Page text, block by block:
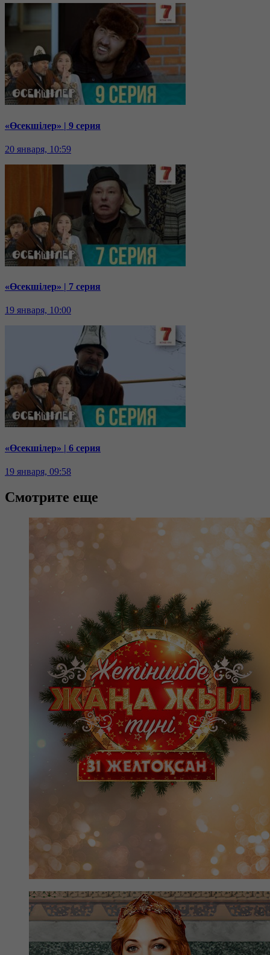
«Өсекшілер» | 9 серия
20 января, 10:59
«Өсекшілер» | 7 серия
19 января, 10:00
«Өсекшілер» | 6 серия
19 января, 09:58
Смотрите еще